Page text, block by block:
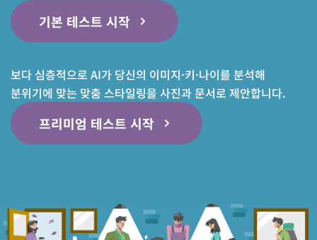
기본 테스트 시작
보다 심층적으로 AI가 당신의 이미지·키·나이를 분석해
분위기에 맞는 맞춤 스타일링을 사진과 문서로 제안합니다.
프리미엄 테스트 시작